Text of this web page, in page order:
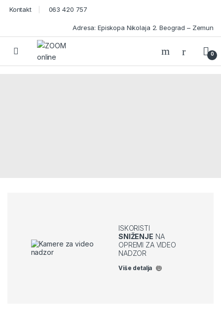
Skip to navigation
Skip to content
Kontakt 063 420 757
Adresa: Episkopa Nikolaja 2. Beograd – Zemun
Open 0
ISKORISTI
SNIŽENJE NA
OPREMI ZA VIDEO
NADZOR
Više detalja